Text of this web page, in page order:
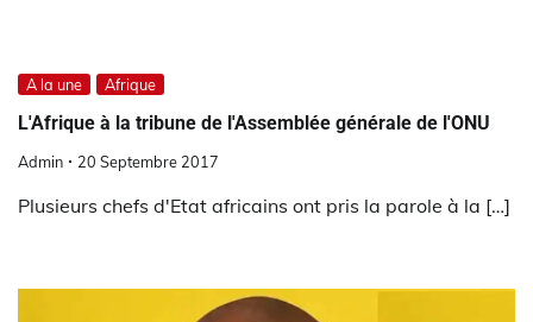
A la une Afrique
L'Afrique à la tribune de l'Assemblée générale de l'ONU
Admin 20 Septembre 2017
Plusieurs chefs d'Etat africains ont pris la parole à la […]